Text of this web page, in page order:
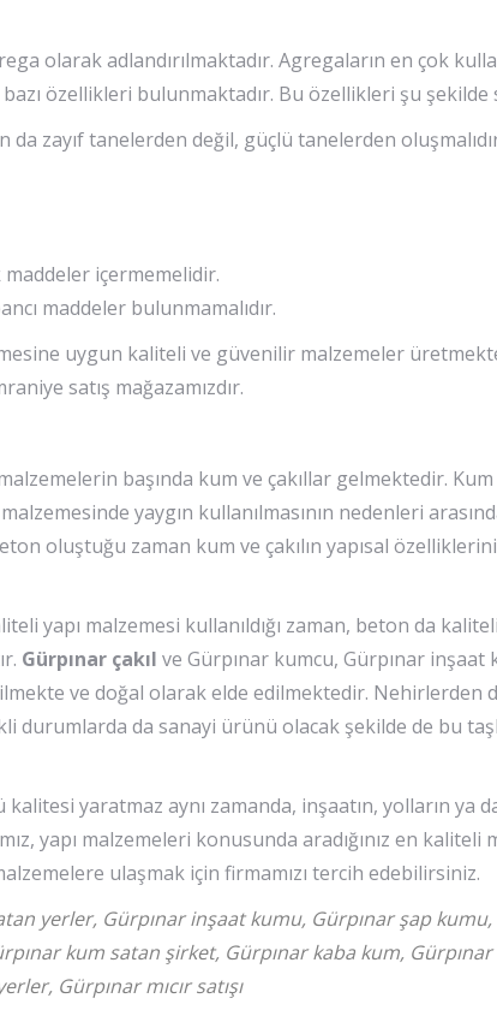
olarak adlandırılmaktadır. Agregaların en çok
bazı özellikleri bulunmaktadır. Bu özellikleri şu şekilde
zayıf tanelerden değil, güçlü tanelerden
içermemelidir.
maddeler bulunmamalıdır.
uygun kaliteli ve güvenilir malzemeler
satış mağazamızdır.
başında kum ve çakıllar gelmektedir. Kum
yaygın kullanılmasının nedenleri
oluştuğu zaman kum ve çakılın yapısal
yapı malzemesi kullanıldığı zaman, beton da
Gürpınar çakıl ve Gürpınar kumcu, Gürpınar inşaat
ve doğal olarak elde edilmektedir. Nehirlerden
durumlarda da sanayi ürünü olacak şekilde de bu
yaratmaz aynı zamanda, inşaatın, yolların ya
yapı malzemeleri konusunda aradığınız en kaliteli
ulaşmak için firmamızı tercih edebilirsiniz.
yerler, Gürpınar inşaat kumu, Gürpınar şap
kum satan şirket, Gürpınar kaba kum, Gürpınar
Gürpınar mıcır satışı